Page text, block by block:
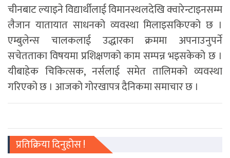
चीनबाट ल्याइने विद्यार्थीलाई विमानस्थलदेखि क्वारेन्टाइनसम्म
लैजान यातायात साधनको व्यवस्था मिलाइसकिएको छ ।
एम्बुलेन्स चालकलाई उद्धारका क्रममा अपनाउनुपर्ने
सचेतताका विषयमा प्रशिक्षणको काम सम्पन्न भइसकेको छ ।
यीबाहेक चिकित्सक, नर्सलाई समेत तालिमको व्यवस्था
गरिएको छ । आजको गोरखापत्र दैनिकमा समाचार छ ।
प्रतिक्रिया दिनुहोस !